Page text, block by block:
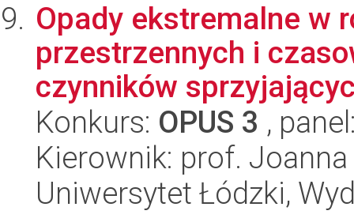
Opady ekstremalne w
przestrzennych i
czynników
Konkurs: OPUS 3 ,
Kierownik: prof.
Uniwersytet Łódzki,